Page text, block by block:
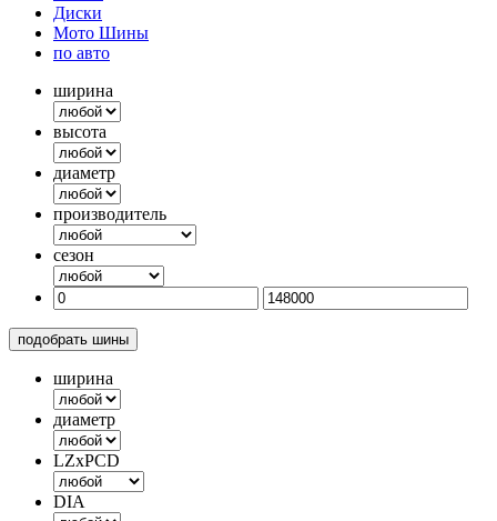
Диски
Мото Шины
по авто
ширина
высота
диаметр
производитель
сезон
подобрать шины
ширина
диаметр
LZxPCD
DIA